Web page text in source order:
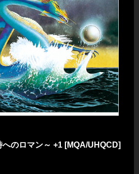
のロマン～ +1 [MQA/UHQCD]